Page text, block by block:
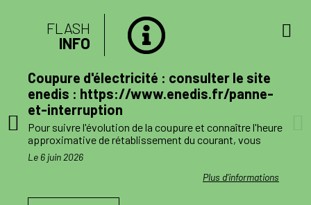
le
FLASH
INFO
Coupure d'électricité : consulter le site
enedis : https://www.enedis.fr/panne-
et-interruption
Plus d'informations
Pour suivre l'évolution de la coupure et connaître l'heure
approximative de rétablissement du courant, vous
pouvez consulter le site enedis.fr/panne-et-
interruption ou télécharger l'application Enedis à mes
côtés. Toutefois l'alimentation pourra être rétablie à
Le 6 juin 2026